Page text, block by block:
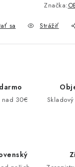
Značka:
sa Strážiť
nad 30€